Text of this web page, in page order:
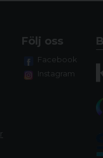
r
Följ oss
Facebook
Instagram